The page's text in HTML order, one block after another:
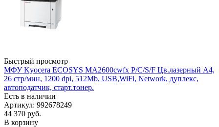
Быстрый просмотр
МФУ Kyocera ECOSYS MA2600cwfx P/C/S/F Цв.лазерный А4,
26 стр/мин, 1200 dpi, 512Mb, USB,WiFi, Network, дуплекс,
автоподатчик, старт.тонер.
Есть в наличии
Артикул: 992678249
44 370 руб.
В корзину